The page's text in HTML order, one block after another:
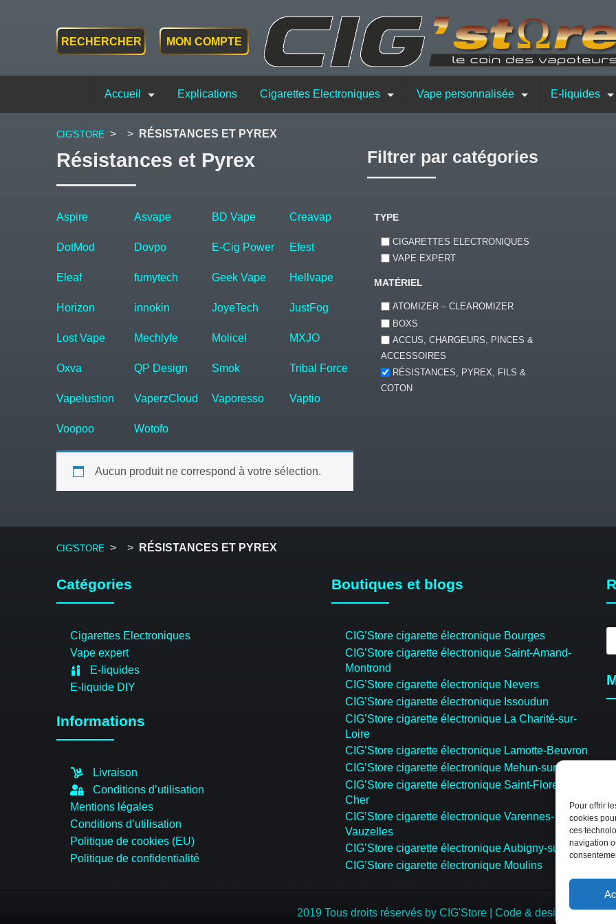
Pour offrir
cookies
ces
navigation
RECHERCHER MON COMPTE
Accueil Explications Cigarettes Electroniques Vape personnalisée E-liquides
CIG'STORE > > RÉSISTANCES ET PYREX
Résistances et Pyrex
Aspire Asvape BD Vape Creavap
DotMod Dovpo E-Cig Power Efest
Eleaf fumytech Geek Vape Hellvape
Horizon innokin JoyeTech JustFog
Lost Vape Mechlyfe Molicel MXJO
Oxva QP Design Smok Tribal Force
Vapelustion VaperzCloud Vaporesso Vaptio
Voopoo Wotofo
Aucun produit ne correspond à votre sélection.
Filtrer par catégories
TYPE
CIGARETTES ELECTRONIQUES
VAPE EXPERT
MATÉRIEL
ATOMIZER – CLEAROMIZER
BOXS
ACCUS, CHARGEURS, PINCES &
ACCESSOIRES
RÉSISTANCES, PYREX, FILS &
COTON
CIG'STORE > > RÉSISTANCES ET PYREX
Catégories
Cigarettes Electroniques
Vape expert
E-liquides
E-liquide DIY
Informations
Livraison
Conditions d’utilisation
Mentions légales
Conditions d’utilisation
Politique de cookies (EU)
Politique de confidentialité
Boutiques et blogs
CIG’Store cigarette électronique Bourges
CIG’Store cigarette électronique Saint-Amand-
Montrond
CIG’Store cigarette électronique Nevers
CIG’Store cigarette électronique Issoudun
CIG’Store cigarette électronique La Charité-sur-
Loire
CIG’Store cigarette électronique Lamotte-Beuvron
CIG’Store cigarette électronique Mehun-sur-Yèvre
CIG’Store cigarette électronique Saint-Florent-sur-
Cher
CIG’Store cigarette électronique Varennes-
Vauzelles
CIG’Store cigarette électronique Aubigny-sur-Nère
CIG’Store cigarette électronique Moulins
2019 Tous droits réservés by CIG'Store Code & design: